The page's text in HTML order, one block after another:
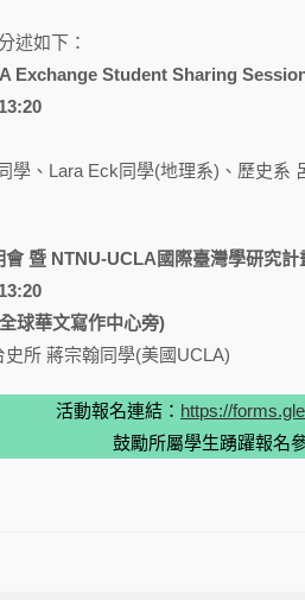
述如下：
Exchange Student Sharing
學、Lara Eck同學(地理系)、歷史
會 暨 NTNU-UCLA國際臺灣學研究
球華文寫作中心旁)
所 蔣宗翰同學(美國UCLA)
活動報名連結： https://
鼓勵所屬學生踴躍報名